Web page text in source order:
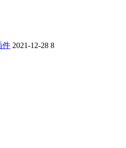
件 2021-12-28 8